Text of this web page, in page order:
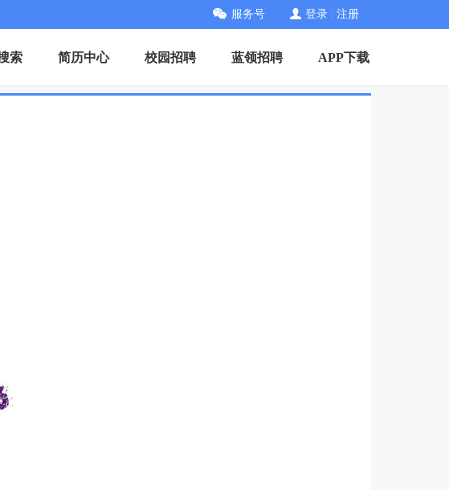
服务号 登录 注册
索 简历中心 校园招聘 蓝领招聘 APP下载